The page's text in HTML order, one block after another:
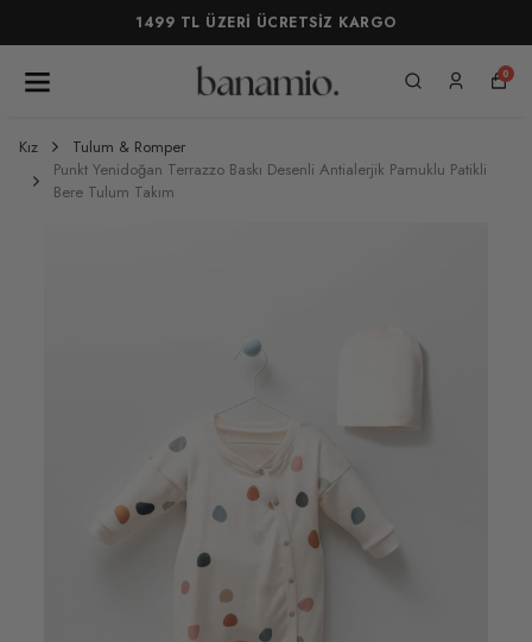
1499 TL ÜZERİ ÜCRETSİZ KARGO
0
Kız
Tulum & Romper
Punkt Yenidoğan Terrazzo Baskı Desenli Antialerjik Pamuklu Patikli
Bere Tulum Takım